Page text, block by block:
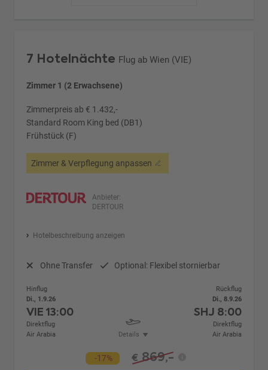
7 Hotelnächte Flug ab Wien (VIE)
Zimmer 1 (2 Erwachsene)
Zimmerpreis ab € 1.432,-
Standard Room King bed (DB1)
Frühstück (F)
Zimmer & Verpflegung anpassen
Anbieter:
DERTOUR
Hotelbeschreibung anzeigen
Ohne Transfer Optional: Flexibel stornierbar
Hinflug
Di., 1.9.26
VIE13:00
Direktflug
Air Arabia
Details
Rückflug
Di., 8.9.26
SHJ 8:00
Direktflug
Air Arabia
-17% € 869,-